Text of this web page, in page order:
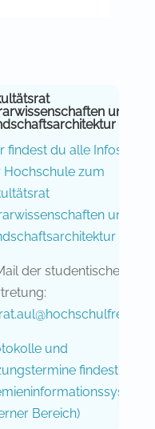
und
findest du alle Infos von
Hochschule zum
und
der studentischen
und
findest du im
Bereich)